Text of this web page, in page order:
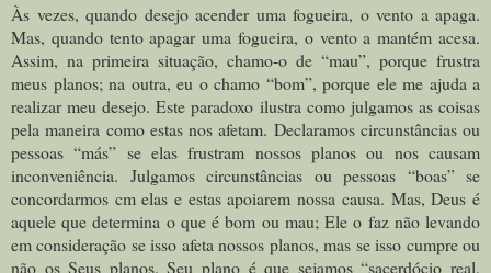
Às vezes, quando desejo acender uma fogueira, o vento a apaga.
Mas, quando tento apagar uma fogueira, o vento a mantém acesa.
Assim, na primeira situação, chamo-o de “mau”, porque frustra
meus planos; na outra, eu o chamo “bom”, porque ele me ajuda a
realizar meu desejo. Este paradoxo ilustra como julgamos as coisas
pela maneira como estas nos afetam. Declaramos circunstâncias ou
pessoas “más” se elas frustram nossos planos ou nos causam
inconveniência. Julgamos circunstâncias ou pessoas “boas” se
concordarmos cm elas e estas apoiarem nossa causa. Mas, Deus é
aquele que determina o que é bom ou mau; Ele o faz não levando
em consideração se isso afeta nossos planos, mas se isso cumpre ou
não os Seus planos. Seu plano é que sejamos “sacerdócio real,